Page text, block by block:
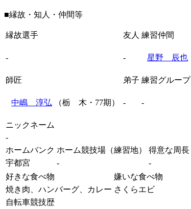
■縁故・知人・仲間等
縁故選手 友人 練習仲間
- - 星野 辰也
師匠 弟子 練習グループ
中嶋 淳弘 （栃 木・77期） - -
ニックネーム
-
ホームバンク ホーム競技場（練習地） 得意な周長
宇都宮
- -
好きな食べ物
嫌いな食べ物
焼き肉、ハンバーグ、カレー さくらエビ
自転車競技歴